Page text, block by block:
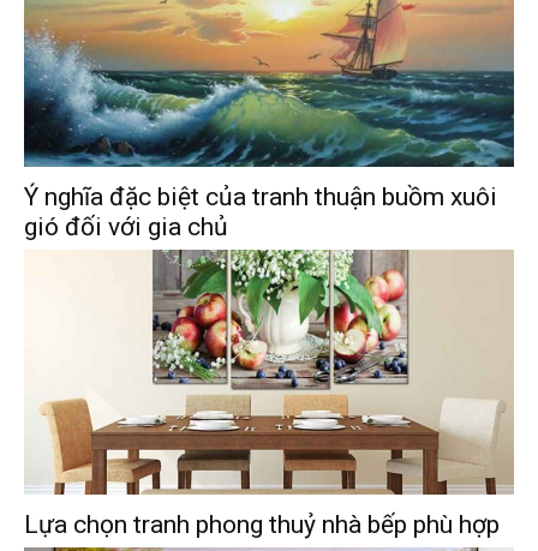
Ý nghĩa đặc biệt của tranh thuận buồm xuôi
gió đối với gia chủ
Lựa chọn tranh phong thuỷ nhà bếp phù hợp